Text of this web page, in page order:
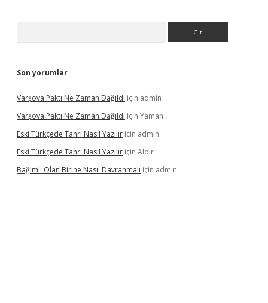
Son yorumlar
Varşova Paktı Ne Zaman Dağıldı için admin
Varşova Paktı Ne Zaman Dağıldı için Yaman
Eski Türkçede Tanrı Nasıl Yazılır için admin
Eski Türkçede Tanrı Nasıl Yazılır için Alpır
Bağımlı Olan Birine Nasıl Davranmalı için admin